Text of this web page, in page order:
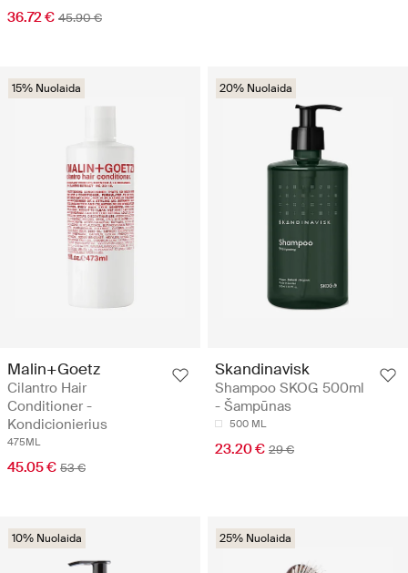
36.72 € 45.90 €
15% Nuolaida
Malin+Goetz
Cilantro Hair
Conditioner -
Kondicionierius
475ML
45.05 € 53 €
20% Nuolaida
Skandinavisk
Shampoo SKOG 500ml
- Šampūnas
500 ML
23.20 € 29 €
10% Nuolaida 25% Nuolaida